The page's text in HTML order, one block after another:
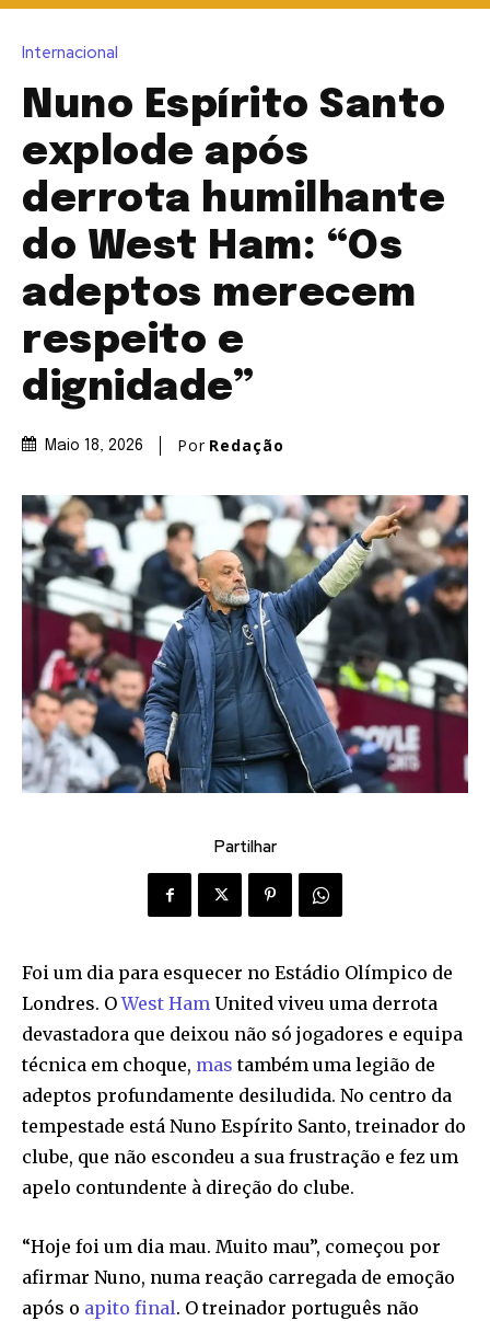
Internacional
Nuno Espírito Santo
explode após
derrota humilhante
do West Ham: “Os
adeptos merecem
respeito e
dignidade”
Maio 18, 2026 Por Redação
Partilhar
Foi um dia para esquecer no Estádio Olímpico de
Londres. OWest Ham United viveu uma derrota
devastadora que deixou não só jogadores e equipa
técnica em choque, mas também uma legião de
adeptos profundamente desiludida. No centro da
tempestade está Nuno Espírito Santo, treinador do
clube, que não escondeu a sua frustração e fez um
apelo contundente à direção do clube.
“Hoje foi um dia mau. Muito mau”, começou por
afirmar Nuno, numa reação carregada de emoção
após o apito final. O treinador português não